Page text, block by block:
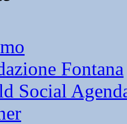
Fontana
Social